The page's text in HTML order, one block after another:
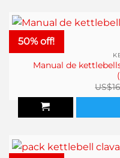
50% off!
Manual de
US$